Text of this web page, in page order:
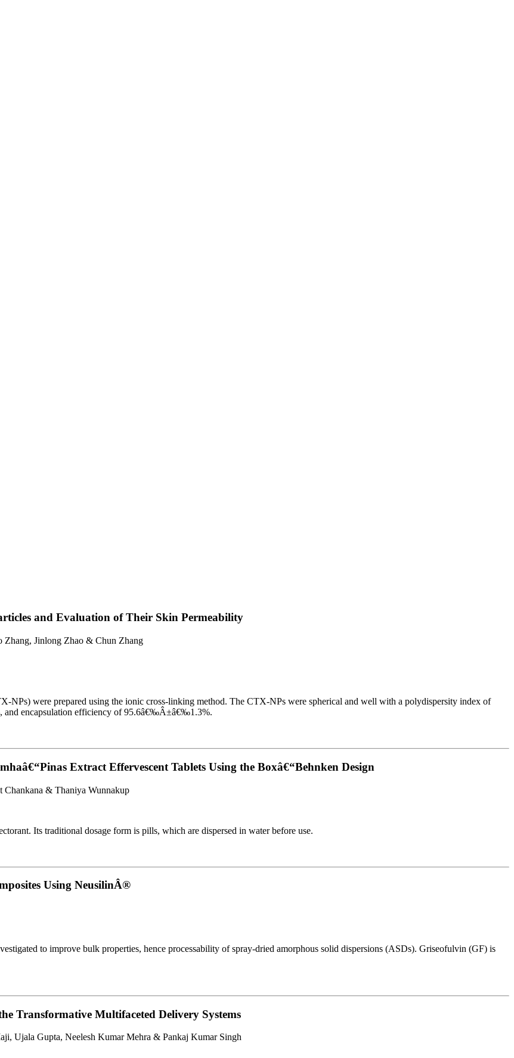
and Evaluation of Their Skin Permeability
Zhang, Jinlong Zhao & Chun Zhang
NPs) were prepared using the ionic cross-linking method. The CTX-NPs were spherical and well with a polydispersity index of
encapsulation efficiency of 95.6â€‰Â±â€‰1.3%.
Extract Effervescent Tablets Using the Boxâ€“Behnken Design
Chankana & Thaniya Wunnakup
Its traditional dosage form is pills, which are dispersed in water before use.
Using NeusilinÂ®
to improve bulk properties, hence processability of spray-dried amorphous solid dispersions (ASDs). Griseofulvin (GF) is
Transformative Multifaceted Delivery Systems
Ujala Gupta, Neelesh Kumar Mehra & Pankaj Kumar Singh